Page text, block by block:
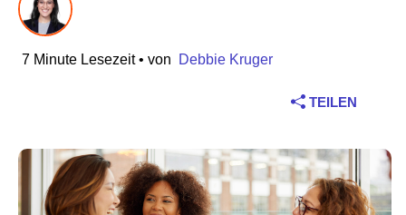
Versicherungen
Telekommunikation
Öffentlicher Sektor
Gesundheitswesen
7 Minute Lesezeit• von Debbie Kruger
TEILEN